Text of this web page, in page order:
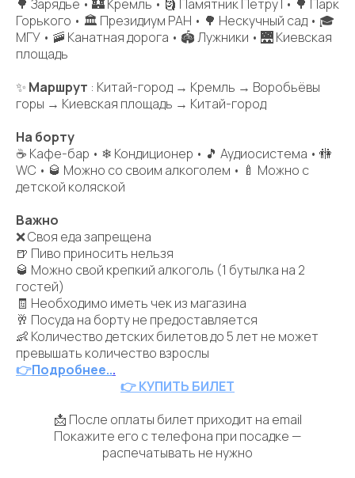
🌳 Зарядье • 🏰 Кремль • 🗿 Памятник Петру I • 🌳 Парк
Горького • 🏛 Президиум РАН • 🌳 Нескучный сад • 🎓
МГУ • 🚠 Канатная дорога • 🏟 Лужники • 🌉 Киевская
площадь
✨ Маршрут : Китай-город → Кремль → Воробьёвы
горы → Киевская площадь → Китай-город
На борту
☕ Кафе-бар • ❄ Кондиционер • 🎵 Аудиосистема • 🚻
WC • 🥃 Можно со своим алкоголем • 🍼 Можно с
детской коляской
Важно
❌ Своя еда запрещена
🍺 Пиво приносить нельзя
🥃 Можно свой крепкий алкоголь (1 бутылка на 2
гостей)
🧾 Необходимо иметь чек из магазина
🥂 Посуда на борту не предоставляется
👶 Количество детских билетов до 5 лет не может
превышать количество взрослы
👉Подробнее...
👉 КУПИТЬ БИЛЕТ
📩 После оплаты билет приходит на email
Покажите его с телефона при посадке —
распечатывать не нужно